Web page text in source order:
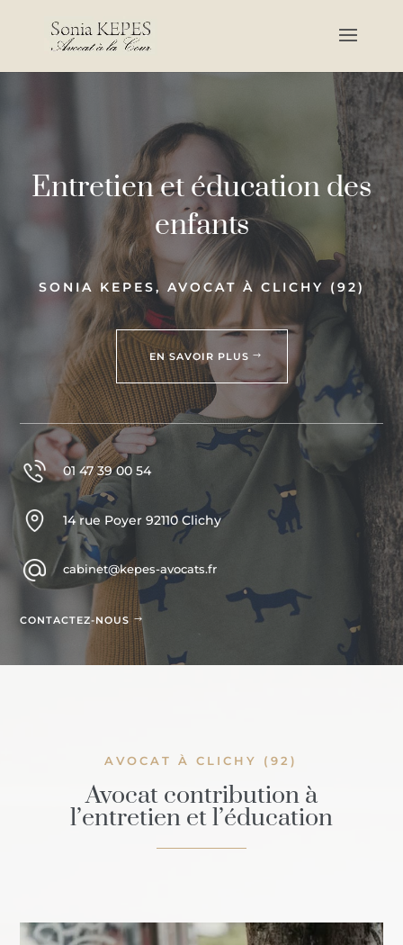
Entretien et éducation des
enfants
SONIA KEPES, AVOCAT À CLICHY (92)
EN SAVOIR PLUS
01 47 39 00 54
14 rue Poyer 92110 Clichy
cabinet@kepes-avocats.fr
CONTACTEZ-NOUS
AVOCAT À CLICHY (92)
Avocat contribution à
l’entretien et l’éducation